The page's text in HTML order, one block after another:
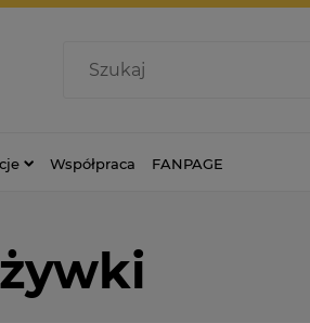
Współpraca FANPAGE